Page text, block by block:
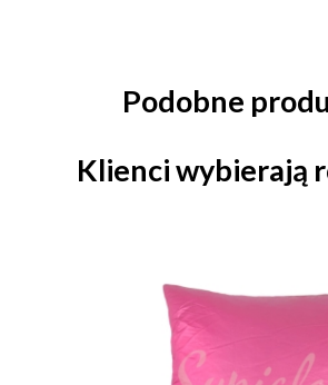
Podobne
Klienci wybierają